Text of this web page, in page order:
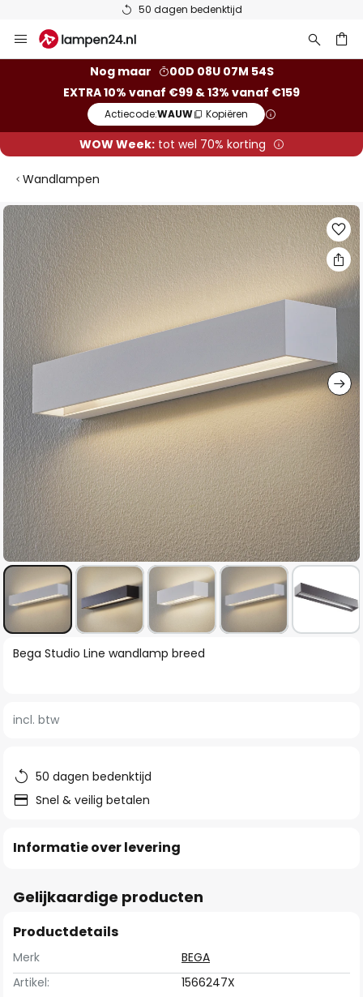
50 dagen bedenktijd
naar
Nog maar
00D 08U 07M 53S
EXTRA 10% vanaf €99 & 13% vanaf €159
Actiecode:WAUW Kopiëren
WOW Week:tot wel 70% korting
Wandlampen
Ga
naar
het
einde
van
de
afbeeldingen-
gallerij
Ga
naar
van
afbeeldingen-
gallerij
Bega Studio Line wandlamp breed
incl. btw
50 dagen bedenktijd
Snel & veilig betalen
Informatie over levering
Gelijkaardige producten
Productdetails
Merk
BEGA
Artikel:
1566247X